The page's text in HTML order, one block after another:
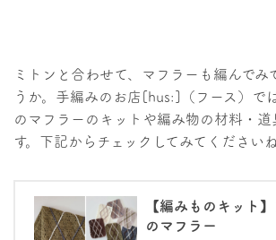
ミトンと合わせて、マフラーも編んでみ
うか。手編みのお店[hus:]（フース）で
のマフラーのキットや編み物の材料・道
す。下記からチェックしてみてくださいね
【編みものキット
のマフラー